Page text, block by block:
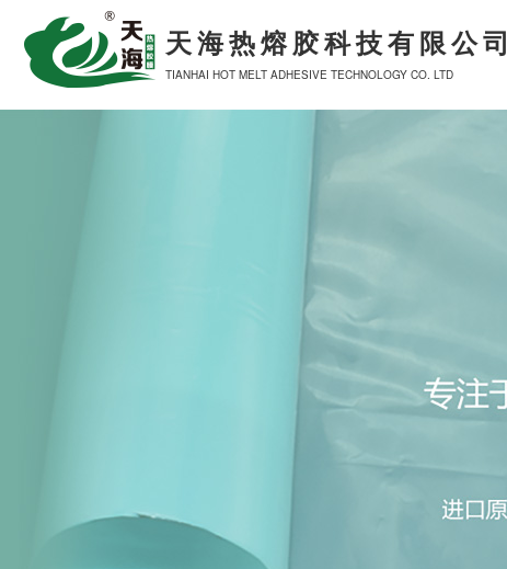
天海热熔胶科技有限公司
TIANHAI HOT MELT ADHESIVE TECHNOLOGY CO. LTD